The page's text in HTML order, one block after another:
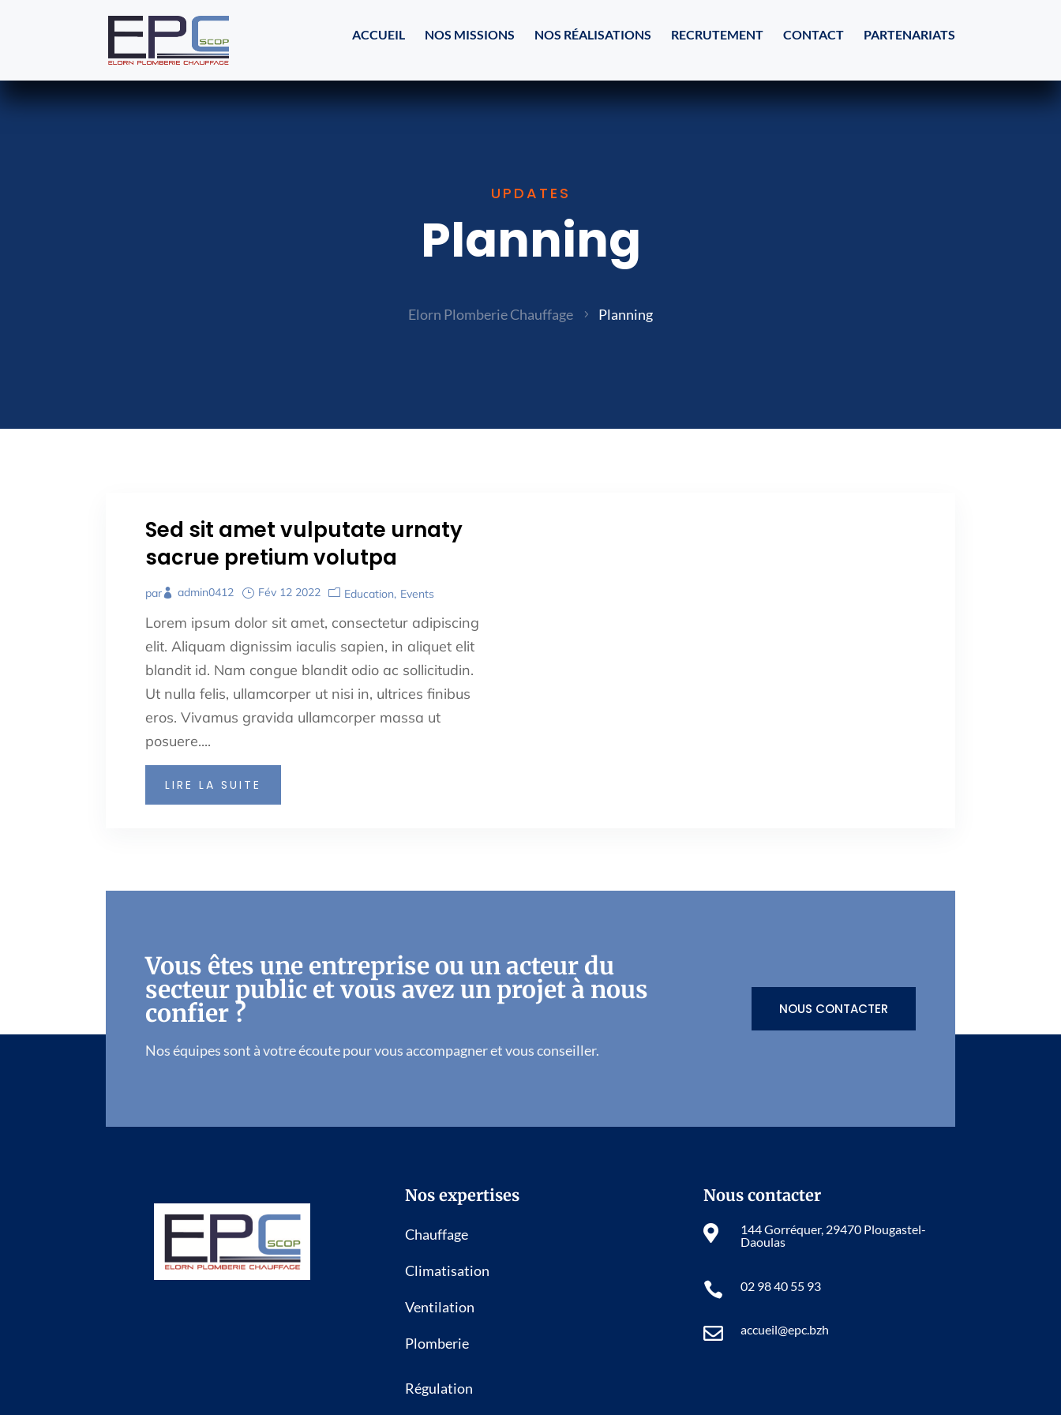
ACCUEIL NOS MISSIONS NOS RÉALISATIONS RECRUTEMENT CONTACT PARTENARIATS
UPDATES
Planning
Elorn Plomberie Chauffage 5 Planning
Sed sit amet vulputate urnaty
sacrue pretium volutpa
par admin0412 Fév 12 2022 Education Events
Lorem ipsum dolor sit amet, consectetur adipiscing
elit. Aliquam dignissim iaculis sapien, in aliquet elit
blandit id. Nam congue blandit odio ac sollicitudin.
Ut nulla felis, ullamcorper ut nisi in, ultrices finibus
eros. Vivamus gravida ullamcorper massa ut
posuere....
LIRE LA SUITE
Vous êtes une entreprise ou un acteur du
secteur public et vous avez un projet à nous
confier ?
Nos équipes sont à votre écoute pour vous accompagner et vous conseiller.
NOUS CONTACTER
Nos expertises
Chauffage
Climatisation
Ventilation
Plomberie
Régulation
Nous contacter

144 Gorréquer, 29470 Plougastel-
Daoulas
 02 98 40 55 93
 accueil@epc.bzh